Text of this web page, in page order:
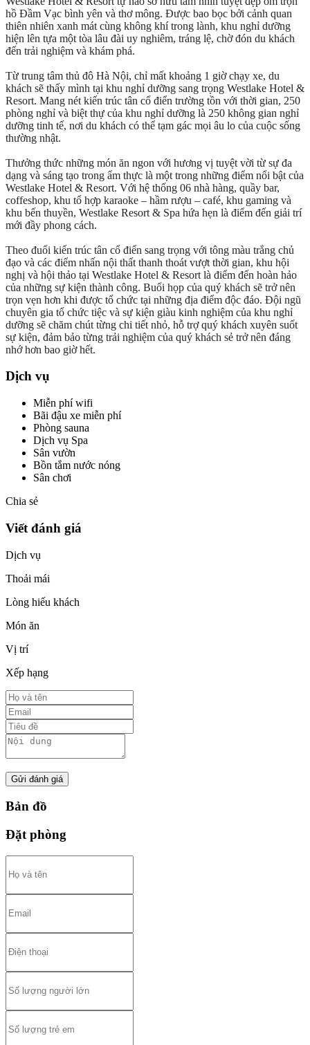
hồ Đầm Vạc bình yên và thơ mông. Được bao bọc bởi cảnh quan
thiên nhiên xanh mát cùng không khí trong lành, khu nghỉ dưỡng
hiện lên tựa một tòa lâu đài uy nghiêm, tráng lệ, chờ đón du khách
đến trải nghiệm và khám phá.
Từ trung tâm thủ đô Hà Nội, chỉ mất khoảng 1 giờ chạy xe, du
khách sẽ thấy mình tại khu nghỉ dưỡng sang trọng Westlake Hotel &
Resort. Mang nét kiến trúc tân cổ điển trường tồn với thời gian, 250
phòng nghỉ và biệt thự của khu nghỉ dưỡng là 250 không gian nghỉ
dưỡng tinh tế, nơi du khách có thể tạm gác mọi âu lo của cuộc sống
thường nhật.
Thưởng thức những món ăn ngon với hương vị tuyệt vời từ sự đa
dạng và sáng tạo trong ẩm thực là một trong những điểm nổi bật của
Westlake Hotel & Resort. Với hệ thống 06 nhà hàng, quầy bar,
coffeshop, khu tổ hợp karaoke – hầm rượu – café, khu gaming và
khu bến thuyền, Westlake Resort & Spa hứa hẹn là điểm đến giải trí
mới đầy phong cách.
Theo đuổi kiến trúc tân cổ điển sang trọng với tông màu trắng chủ
đạo và các điểm nhấn nội thất thanh thoát vượt thời gian, khu hội
nghị và hội thảo tại Westlake Hotel & Resort là điểm đến hoàn hảo
của những sự kiện thành công. Buổi họp của quý khách sẽ trở nên
trọn vẹn hơn khi được tổ chức tại những địa điểm độc đáo. Đội ngũ
chuyên gia tổ chức tiệc và sự kiện giàu kinh nghiệm của khu nghỉ
dưỡng sẽ chăm chút từng chi tiết nhỏ, hỗ trợ quý khách xuyên suốt
sự kiện, đảm bảo từng trải nghiệm của quý khách sẻ trở nên đáng
nhớ hơn bao giờ hết.
Dịch vụ
Miễn phí wifi
Bãi đậu xe miễn phí
Phòng sauna
Dịch vụ Spa
Sân vườn
Bồn tắm nước nóng
Sân chơi
Chia sẻ
Viết đánh giá
Dịch vụ
Thoải mái
Lòng hiếu khách
Món ăn
Vị trí
Xếp hạng
Gửi đánh giá
Bản đồ
Đặt phòng